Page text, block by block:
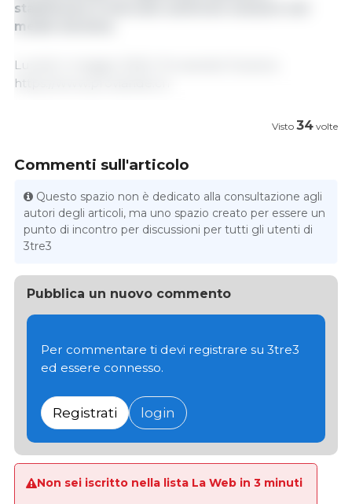
stabilizzare il mercato suinicolo svizzero nel
medio termine.
Lunedì 4 maggio 2026 / Proviande/ Svizzera.
https://www.proviande.ch
Visto 34 volte
Commenti sull'articolo
Questo spazio non è dedicato alla consultazione agli
autori degli articoli, ma uno spazio creato per essere un
punto di incontro per discussioni per tutti gli utenti di
3tre3
Pubblica un nuovo commento
Per commentare ti devi registrare su 3tre3
ed essere connesso.
Registrati login
Non sei iscritto nella lista La Web in 3 minuti